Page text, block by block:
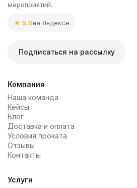
мероприятий.
★ 5.0на Яндексе
Подписаться на рассылку
Компания
Наша команда
Кейсы
Блог
Доставка и оплата
Условия проката
Отзывы
Контакты
Услуги